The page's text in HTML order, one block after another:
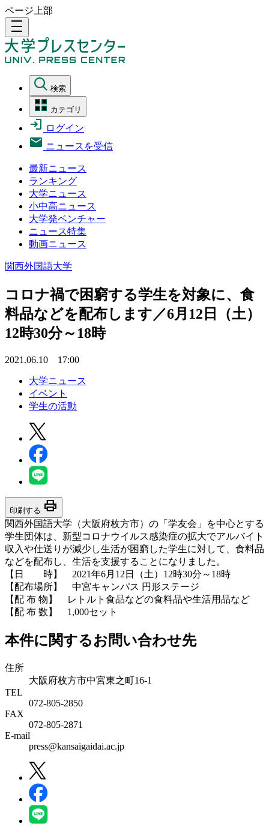
ページ上部
density_medium
検索
カテゴリ
ログイン
ニュースを受信
最新ニュース
ランキング
大学ニュース
小中高ニュース
大学発ベンチャー
ニュース特集
動画ニュース
関西外国語大学
コロナ禍で困窮する学生を対象に、食
料品などを配布します／6月12日（土）
12時30分～18時
2021.06.10 17:00
大学ニュース
イベント
学生の活動
印刷する print
関西外国語大学（大阪府枚方市）の「学友会」を中心とする
学生団体は、新型コロナウイルス感染症の拡大でアルバイト
収入や仕送りが減少し生活が困窮した学生に対して、食料品
などを配布し、生活を支援することになりました。
【日 時】 2021年6月12日（土）12時30分～18時
【配布場所】 中宮キャンパス 円形ステージ
【配 布 物】 レトルト食品などの食料品や生活用品など
【配 布 数】 1,000セット
本件に関するお問い合わせ先
住所
大阪府枚方市中宮東之町16-1
TEL
072-805-2850
FAX
072-805-2871
E-mail
press@kansaigaidai.ac.jp